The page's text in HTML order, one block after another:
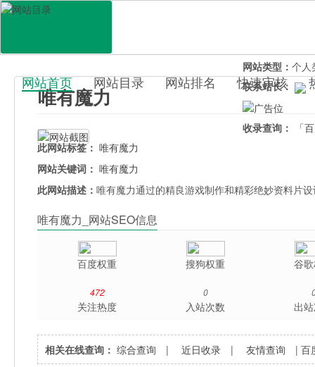
百科目录
网站首页 网站目录 网站排名 快速审核
唯有魔力
网站类型： 个人
联系站长：
收录查询：
「
此网站标签： 唯有魔力
网站关键词： 唯有魔力
此网站描述：唯有魔力通过的精良游戏制作和精彩绝妙资料片
唯有魔力_网站SEO信息
百度权重 搜狗权重 谷
472
关注热度
0
入站次数 出
相关在线查询： 综合查询 |近日收录 |友情查询 |百